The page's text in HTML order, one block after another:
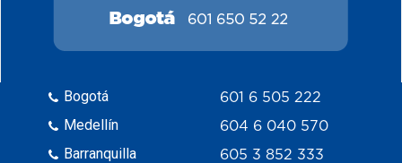
Bogotá
Medellín
Barranquilla
601 6 505 222
604 6 040 570
605 3 852 333